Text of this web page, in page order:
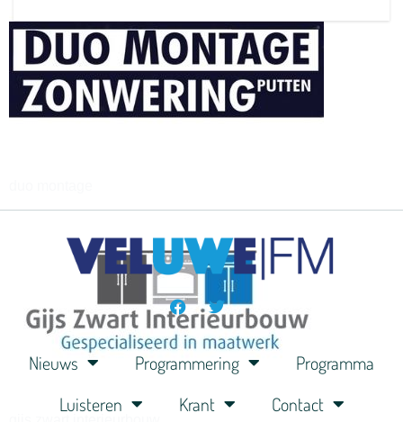
henkvandeberg
Nieuws Programmering
Programma
Luisteren
Krant Contact